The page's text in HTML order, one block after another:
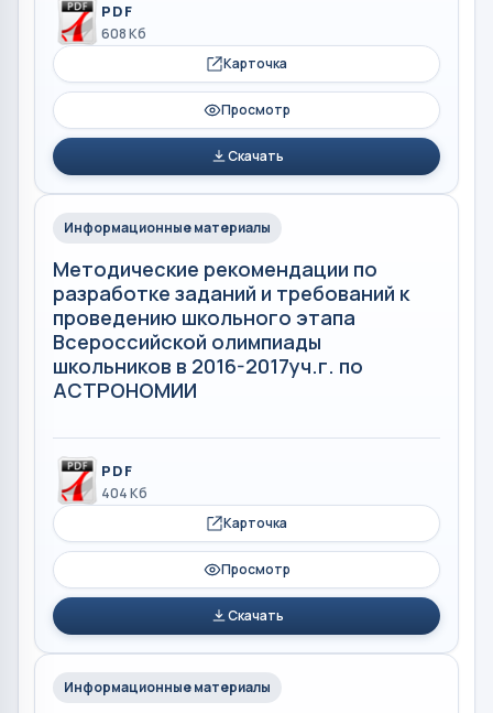
PDF
608 Кб
Карточка
Просмотр
Скачать
Информационные материалы
Методические рекомендации по
разработке заданий и требований к
проведению школьного этапа
Всероссийской олимпиады
школьников в 2016-2017уч.г. по
АСТРОНОМИИ
PDF
404 Кб
Карточка
Просмотр
Скачать
Информационные материалы